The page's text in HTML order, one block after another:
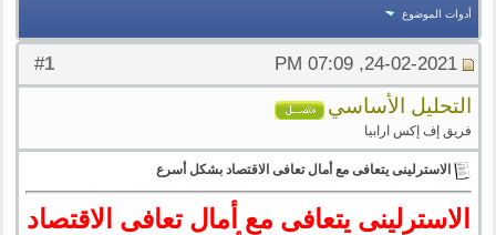
أدوات الموضوع
#
1 24-02-2021, 07:09 PM
التحليل الأساسي
فريق إف إكس ارابيا
الاسترلينى يتعافى مع أمال تعافى الاقتصاد بشكل أسرع
الاسترلينى يتعافى مع أمال تعافى الاقتصاد